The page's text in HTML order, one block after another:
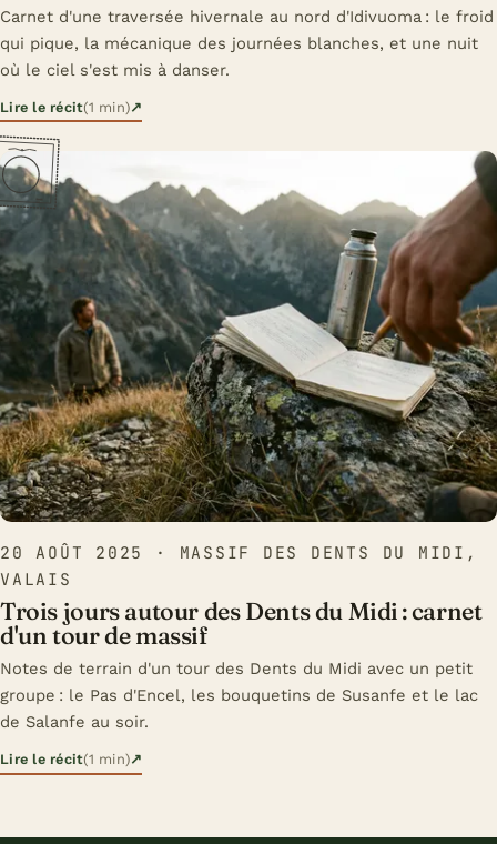
Carnet d'une traversée hivernale au nord d'Idivuoma : le froid
qui pique, la mécanique des journées blanches, et une nuit
où le ciel s'est mis à danser.
Lire le récit(1 min)↗
20 AOÛT 2025
· MASSIF DES DENTS DU MIDI,
VALAIS
Trois jours autour des Dents du Midi : carnet
d'un tour de massif
Notes de terrain d'un tour des Dents du Midi avec un petit
groupe : le Pas d'Encel, les bouquetins de Susanfe et le lac
de Salanfe au soir.
Lire le récit(1 min)↗